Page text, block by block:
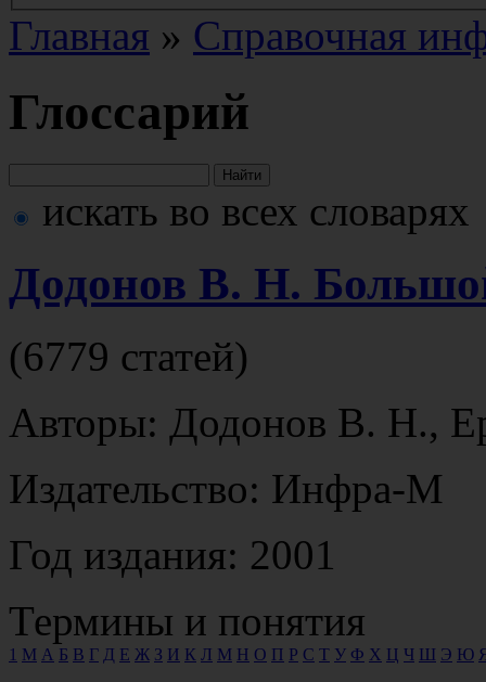
Главная » Справочная
Глоссарий
искать во всех словарях
Додонов В. Н.
(6779 статей)
Авторы: Додонов В. Н.,
Издательство: Инфра-М
Год издания: 2001
Термины и понятия
1 M А Б В Г Д Е Ж З И К Л М Н О П Р С Т У Ф Х Ц Ч Ш Э Ю